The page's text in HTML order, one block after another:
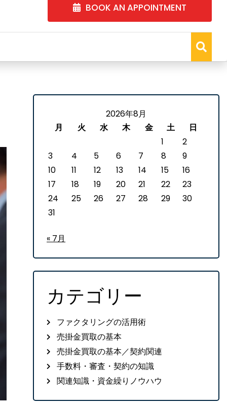
BOOK AN APPOINTMENT
2026年8月
月
火 水 木 金 土
日
1
2
3
4 5 6 7 8
9
10
11 12 13 14 15
16
17
18 19 20 21 22
23
24
25 26 27 28 29
30
31
« 7月
カテゴリー
ファクタリングの活用術
売掛金買取の基本
売掛金買取の基本／契約関連
手数料・審査・契約の知識
関連知識・資金繰りノウハウ